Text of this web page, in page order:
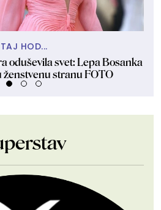
TAJ HOD...
oduševila svet: Lepa Bosanka
ženstvenu stranu FOTO